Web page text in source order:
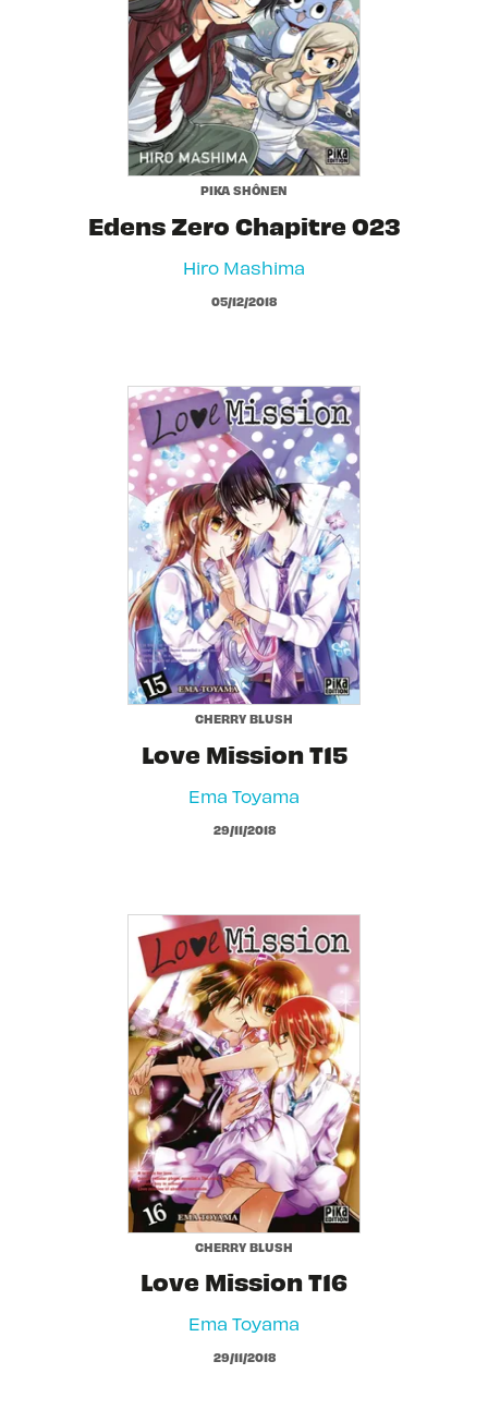
PIKA SHÔNEN
Edens Zero Chapitre 023
Hiro Mashima
05/12/2018
CHERRY BLUSH
Love Mission T15
Ema Toyama
29/11/2018
CHERRY BLUSH
Love Mission T16
Ema Toyama
29/11/2018